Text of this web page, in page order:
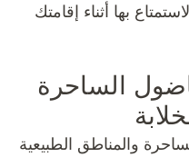
بها أثناء إقامتك
الساحرة
والمناطق الطبيعية